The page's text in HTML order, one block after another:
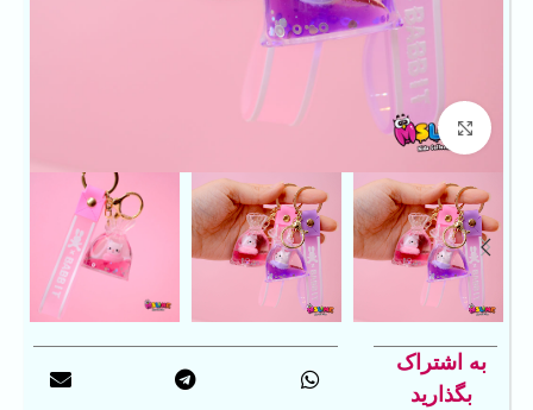
بزرگنمایی تصویر
به اشتراک
بگذارید